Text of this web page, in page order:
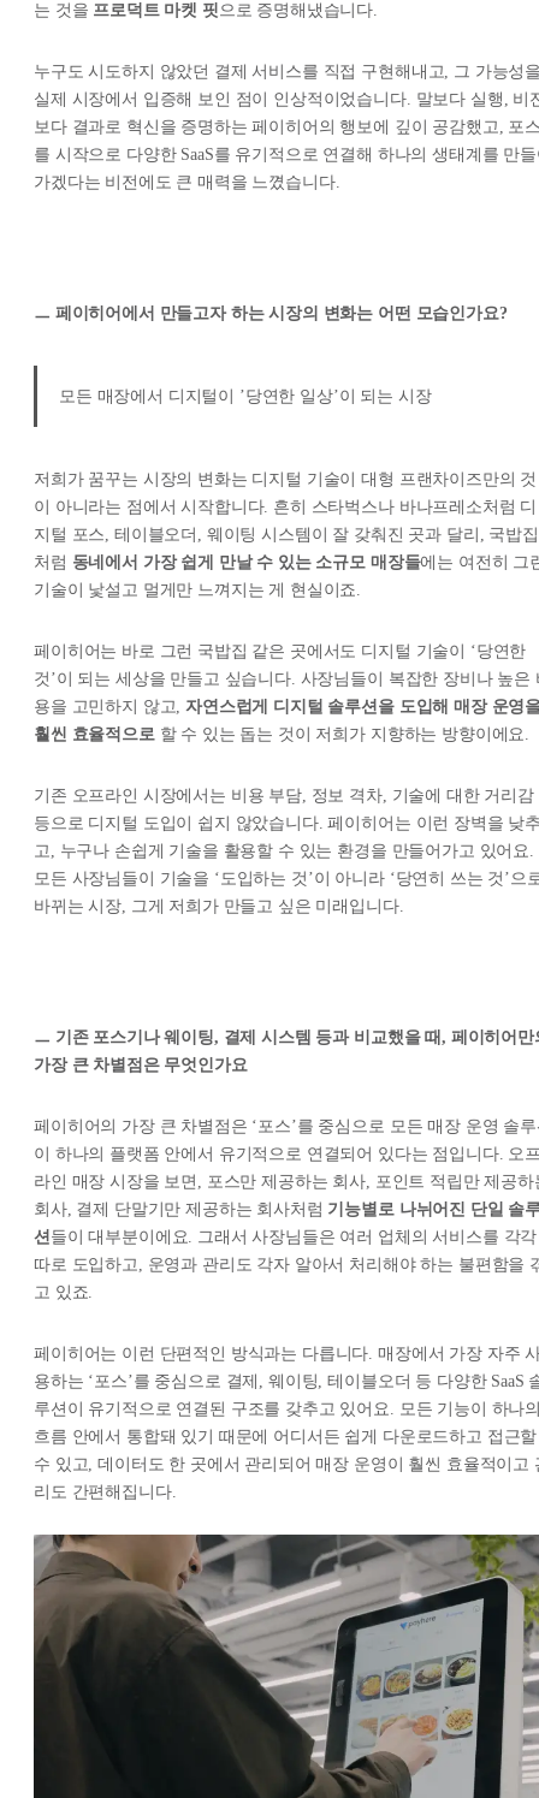
는 것을 프로덕트 마켓 핏으로 증명해냈습니다.
누구도 시도하지 않았던 결제 서비스를 직접 구현해내고, 그 가능성
실제 시장에서 입증해 보인 점이 인상적이었습니다. 말보다 실행, 비
보다 결과로 혁신을 증명하는 페이히어의 행보에 깊이 공감했고, 포
를 시작으로 다양한 SaaS를 유기적으로 연결해 하나의 생태계를 만
가겠다는 비전에도 큰 매력을 느꼈습니다.
ㅡ 페이히어에서 만들고자 하는 시장의 변화는 어떤 모습인가요?
모든 매장에서 디지털이 ’당연한 일상’이 되는 시장
저희가 꿈꾸는 시장의 변화는 디지털 기술이 대형 프랜차이즈만의 것
이 아니라는 점에서 시작합니다. 흔히 스타벅스나 바나프레소처럼 디
지털 포스, 테이블오더, 웨이팅 시스템이 잘 갖춰진 곳과 달리, 국밥집
처럼 동네에서 가장 쉽게 만날 수 있는 소규모 매장들에는 여전히 그
기술이 낯설고 멀게만 느껴지는 게 현실이죠.
페이히어는 바로 그런 국밥집 같은 곳에서도 디지털 기술이 ‘당연한
것’이 되는 세상을 만들고 싶습니다. 사장님들이 복잡한 장비나 높은
용을 고민하지 않고,자연스럽게 디지털 솔루션을 도입해 매장 운영
훨씬 효율적으로할 수 있는 돕는 것이 저희가 지향하는 방향이에요.
기존 오프라인 시장에서는 비용 부담, 정보 격차, 기술에 대한 거리감
등으로 디지털 도입이 쉽지 않았습니다. 페이히어는 이런 장벽을 낮
고, 누구나 손쉽게 기술을 활용할 수 있는 환경을 만들어가고 있어요.
모든 사장님들이 기술을 ‘도입하는 것’이 아니라 ‘당연히 쓰는 것’으
바뀌는 시장, 그게 저희가 만들고 싶은 미래입니다.
ㅡ 기존 포스기나 웨이팅, 결제 시스템 등과 비교했을 때, 페이히어만
가장 큰 차별점은 무엇인가요
페이히어의 가장 큰 차별점은 ‘포스’를 중심으로 모든 매장 운영 솔
이 하나의 플랫폼 안에서 유기적으로 연결되어 있다는 점입니다. 오
라인 매장 시장을 보면, 포스만 제공하는 회사, 포인트 적립만 제공하
회사, 결제 단말기만 제공하는 회사처럼 기능별로 나뉘어진 단일 솔
션들이 대부분이에요. 그래서 사장님들은 여러 업체의 서비스를 각각
따로 도입하고, 운영과 관리도 각자 알아서 처리해야 하는 불편함을
고 있죠.
페이히어는 이런 단편적인 방식과는 다릅니다. 매장에서 가장 자주
용하는 ‘포스’를 중심으로 결제, 웨이팅, 테이블오더 등 다양한 SaaS
루션이 유기적으로 연결된 구조를 갖추고 있어요. 모든 기능이 하나
흐름 안에서 통합돼 있기 때문에 어디서든 쉽게 다운로드하고 접근할
수 있고, 데이터도 한 곳에서 관리되어 매장 운영이 훨씬 효율적이고
리도 간편해집니다.